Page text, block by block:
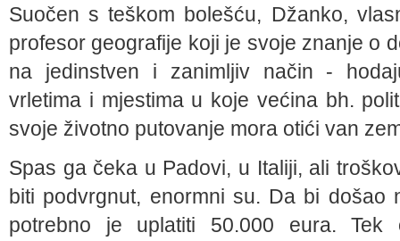
Suočen s teškom bolešću, Džanko,
profesor geografije koji je svoje znanje o
na jedinstven i zanimljiv način -
vrletima i mjestima u koje većina bh.
svoje životno putovanje mora otići van
Spas ga čeka u Padovi, u Italiji, ali
biti podvrgnut, enormni su. Da bi došao
potrebno je uplatiti 50.000 eura. Tek